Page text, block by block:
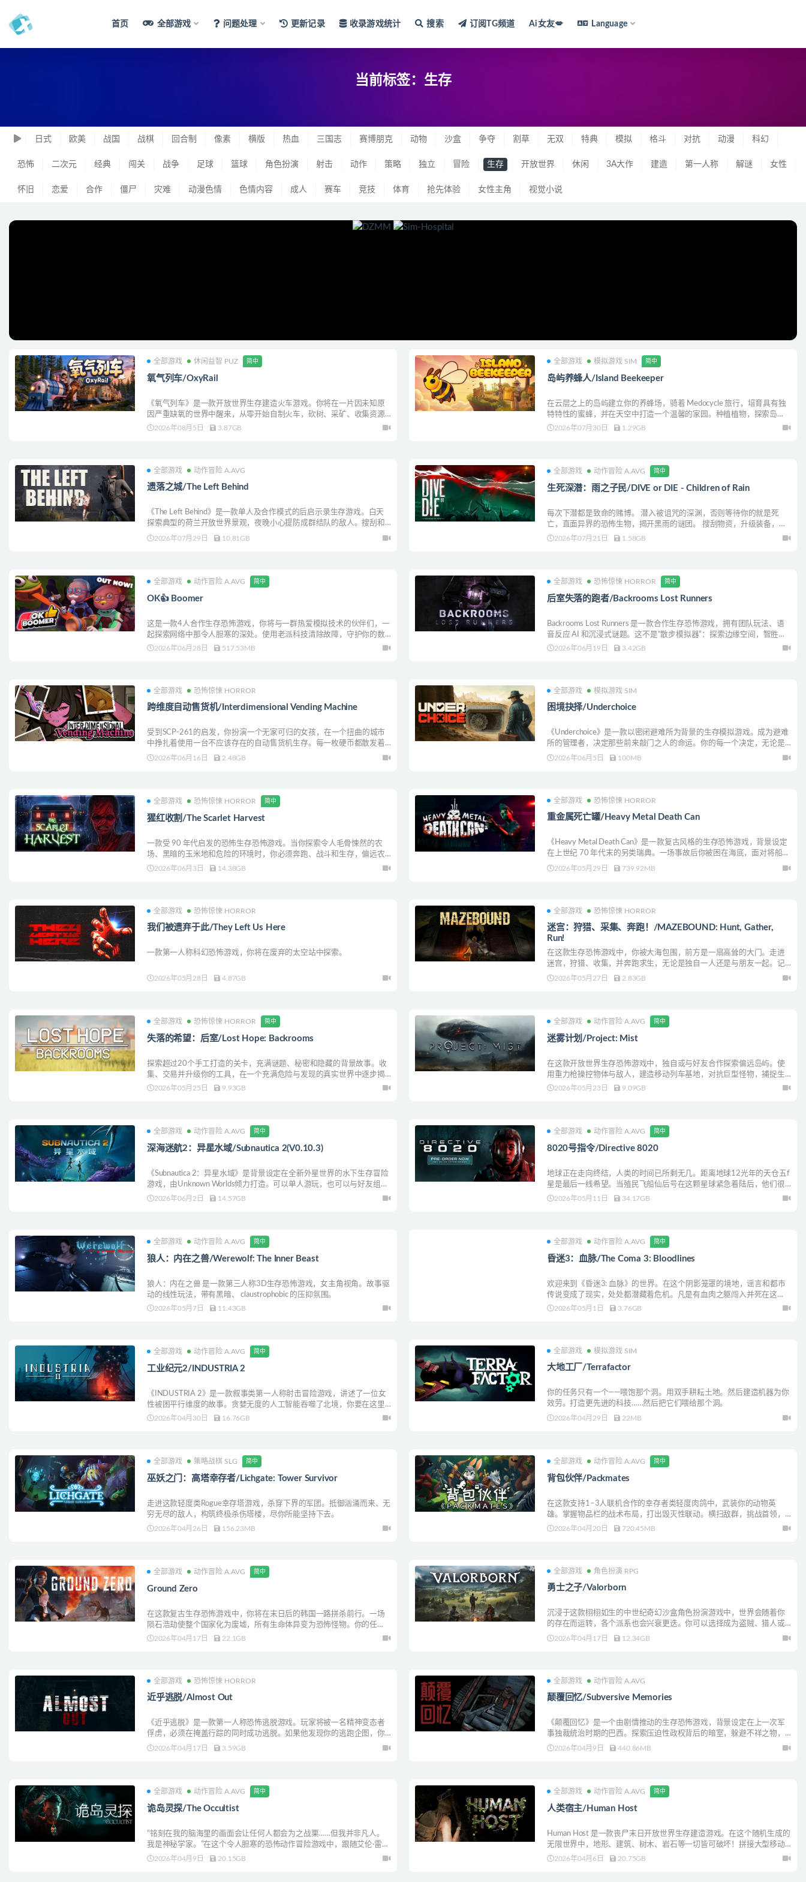
首页 全部游戏 问题处理 更新记录 收录游戏统计 搜索 订阅TG频道 Ai女友💋 Language
当前标签：生存
日式 欧美 战国 战棋 回合制 像素 横版 热血 三国志 赛博朋克 动物 沙盒 争夺 割草 无双 特典 模拟 格斗 对抗 动漫 科幻
恐怖 二次元 经典 闯关 战争 足球 篮球 角色扮演 射击 动作 策略 独立 冒险 生存 开放世界 休闲 3A大作 建造 第一人称 解谜 女性
怀旧 恋爱 合作 僵尸 灾难 动漫色情 色情内容 成人 赛车 竞技 体育 抢先体验 女性主角 视觉小说
全部游戏 休闲益智 PUZ 简中
氧气列车/OxyRail
《氧气列车》是一款开放世界生存建造火车游戏。你将在一片因未知原
因严重缺氧的世界中醒来，从零开始自制火车，砍树、采矿、收集资源
以扩展并升级你的独特列车，通过种植、钓鱼、耕作、探索、战斗等来
2026年08月5日 3.87GB
全部游戏 模拟游戏 SIM 简中
岛屿养蜂人/Island Beekeeper
在云层之上的岛屿建立你的养蜂场，骑着 Medocycle 旅行，培育具有独
特特性的蜜蜂，并在天空中打造一个温馨的家园。种植植物，探索岛
屿，并将具有疗效的蜂蜜送往地球，在那里人们仍然期待你的帮助。
2026年07月30日 1.29GB
全部游戏 动作冒险 A.AVG
遗落之城/The Left Behind
《The Left Behind》是一款单人及合作模式的后启示录生存游戏。白天
探索典型的荷兰开放世界景观，夜晚小心提防成群结队的敌人。搜刮和
狩猎以求生存。每过一夜，游戏难度都会逐渐增加。您能生存多久？
2026年07月29日 10.81GB
全部游戏 动作冒险 A.AVG 简中
生死深潜：雨之子民/DIVE or DIE - Children of Rain
每次下潜都是致命的赌博。 潜入被诅咒的深渊，否则等待你的就是死
亡，直面异界的恐怖生物，揭开黑雨的谜团。 搜刮物资，升级装备，招
募同伴，献祭生灵。 拯救你的营地吧……只因洪潮将至。
2026年07月21日 1.58GB
全部游戏 动作冒险 A.AVG 简中
OK👍 Boomer
这是一款4人合作生存恐怖游戏，你将与一群热爱模拟技术的伙伴们，一
起探索网络中那令人胆寒的深处。使用老派科技清除故障，守护你的数
字理智，在深网中潜伏的诸多怪物手中生存下来。
2026年06月28日 517.53MB
全部游戏 恐怖惊悚 HORROR 简中
后室失落的跑者/Backrooms Lost Runners
Backrooms Lost Runners 是一款合作生存恐怖游戏，拥有团队玩法、语
音反应 AI 和沉浸式谜题。这不是“散步模拟器”：探索边缘空间，智胜实
体，并记住——即使是耳语也可能暴露你。
2026年06月19日 3.42GB
全部游戏 恐怖惊悚 HORROR
跨维度自动售货机/Interdimensional Vending Machine
受到SCP-261的启发，你扮演一个无家可归的女孩，在一个扭曲的城市
中挣扎着使用一台不应该存在的自动售货机生存。每一枚硬币都散发着
违背生物学和逻辑的不可能食物，每顿饭都会重塑你的命运。在你不再
2026年06月16日 2.48GB
全部游戏 模拟游戏 SIM
困境抉择/Underchoice
《Underchoice》是一款以密闭避难所为背景的生存模拟游戏。成为避难
所的管理者，决定那些前来敲门之人的命运。你的每一个决定，无论是
收留陌生人、消耗资源，还是赌上避难所的安全，都会带来独特的后
2026年06月5日 100MB
全部游戏 恐怖惊悚 HORROR 简中
猩红收割/The Scarlet Harvest
一款受 90 年代启发的恐怖生存恐怖游戏。当你探索令人毛骨悚然的农
场、黑暗的玉米地和危险的环境时，你必须奔跑、战斗和生存，偏远农
场的万圣节派对变成了一场噩梦。
2026年06月3日 14.38GB
全部游戏 恐怖惊悚 HORROR
重金属死亡罐/Heavy Metal Death Can
《Heavy Metal Death Can》是一款复古风格的生存恐怖游戏，背景设定
在上世纪 70 年代末的另类瑞典。一场事故后你被困在海底，面对将船员
变成丧尸的恐怖“淤泥”，你必须求生、寻找幸存者，并揭开疯狂背后的真
2026年05月29日 739.92MB
全部游戏 恐怖惊悚 HORROR
我们被遗弃于此/They Left Us Here
一款第一人称科幻恐怖游戏，你将在废弃的太空站中探索。
2026年05月28日 4.87GB
全部游戏 恐怖惊悚 HORROR
迷宫：狩猎、采集、奔跑！/MAZEBOUND: Hunt, Gather,
Run!
在这款生存恐怖游戏中，你被大海包围，前方是一扇高耸的大门。走进
迷宫，狩猎、收集，并奔跑求生，无论是独自一人还是与朋友一起。记
住：挨饿的不只有你……
2026年05月27日 2.83GB
全部游戏 恐怖惊悚 HORROR 简中
失落的希望：后室/Lost Hope: Backrooms
探索超过20个手工打造的关卡，充满谜题、秘密和隐藏的背景故事。收
集、交易并升级你的工具，在一个充满危险与发现的真实世界中逐步揭
开背后的故事。
2026年05月25日 9.93GB
全部游戏 动作冒险 A.AVG 简中
迷雾计划/Project: Mist
在这款开放世界生存恐怖游戏中，独自或与好友合作探索偏远岛屿。使
用重力枪操控物体与敌人，建造移动列车基地，对抗巨型怪物，捕捉生
物并升级装备，在充满废弃设施的危险世界中生存。
2026年05月23日 9.09GB
全部游戏 动作冒险 A.AVG 简中
深海迷航2：异星水域/Subnautica 2(V0.10.3)
《Subnautica 2：异星水域》是背景设定在全新外星世界的水下生存冒险
游戏，由Unknown Worlds倾力打造。可以单人游玩，也可以与好友组队
开启四人合作模式。建造专属基地，制作不同工具，适应环境，水下求
2026年06月2日 14.57GB
全部游戏 动作冒险 A.AVG 简中
8020号指令/Directive 8020
地球正在走向终结，人类的时间已所剩无几。距离地球12光年的天仓五f
星是最后一线希望。当殖民飞船仙后号在这颗星球紧急着陆后，他们很
快就发现自己不是唯一的访客。
2026年05月11日 34.17GB
全部游戏 动作冒险 A.AVG 简中
狼人：内在之兽/Werewolf: The Inner Beast
狼人：内在之兽 是一款第三人称3D生存恐怖游戏，女主角视角。故事驱
动的线性玩法，带有黑暗、 claustrophobic 的压抑氛围。
2026年05月7日
11.43GB
全部游戏 动作冒险 A.AVG 简中
昏迷3：血脉/The Coma 3: Bloodlines
欢迎来到《昏迷3: 血脉》的世界。在这个阴影笼罩的境地，谣言和都市
传说变成了现实，处处都潜藏着危机。凡是有血肉之躯闯入并死在这
里，其肉体与灵魂将遭到分离，永世不再苏醒…
2026年05月1日 3.76GB
全部游戏 动作冒险 A.AVG 简中
工业纪元2/INDUSTRIA 2
《INDUSTRIA 2》是一款叙事类第一人称射击冒险游戏，讲述了一位女
性被困平行维度的故事。贪婪无度的人工智能吞噬了北境，你要在这里
探索、搜寻、战斗，找到回家的路。
2026年04月30日 16.76GB
全部游戏 模拟游戏 SIM
大地工厂/Terrafactor
你的任务只有一个——喂饱那个洞。用双手耕耘土地。然后建造机器为你
效劳。打造更先进的科技……然后把它们喂给那个洞。
2026年04月29日 22MB
全部游戏 策略战棋 SLG 简中
巫妖之门：高塔幸存者/Lichgate: Tower Survivor
走进这款轻度类Rogue幸存塔游戏，杀穿下界的军团。抵御汹涌而来、无
穷无尽的敌人，构筑终极杀伤塔楼，尽你所能坚持下去。
2026年04月26日
156.23MB
全部游戏 动作冒险 A.AVG 简中
背包伙伴/Packmates
在这款支持1–3人联机合作的幸存者类轻度肉鸽中，武装你的动物英
雄。掌握物品栏的战术布局，打出毁灭性联动。横扫敌群，挑战首领，
击退渗入森林的腐化！
2026年04月20日 720.45MB
全部游戏 动作冒险 A.AVG 简中
Ground Zero
在这款复古生存恐怖游戏中，你将在末日后的韩国一路拼杀前行。一场
陨石浩劫使整个国家化为废墟，所有生命体异变为恐怖怪物。你的任
务，是揭开这场灾难背后的真相。战斗、解谜、升级装备。每一发子弹
2026年04月17日 22.1GB
全部游戏 角色扮演 RPG
勇士之子/Valorborn
沉浸于这款栩栩如生的中世纪奇幻沙盒角色扮演游戏中，世界会随着你
的存在而运转，各个派系也会兴衰更迭。你可以选择成为盗贼、猎人或
雇佣兵，独自求生或与伙伴并肩作战，在这个完全开放的世界中谱写属
2026年04月17日 12.34GB
全部游戏 恐怖惊悚 HORROR
近乎逃脱/Almost Out
《近乎逃脱》是一款第一人称恐怖逃脱游戏。玩家将被一名精神变态者
俘虏，必须在掩盖行踪的同时成功逃脱。如果他发现你的逃跑企图，你
大概就能猜到接下来会发生什么。
2026年04月17日 3.59GB
全部游戏 动作冒险 A.AVG
颠覆回忆/Subversive Memories
《颠覆回忆》是一个由剧情推动的生存恐怖游戏，背景设定在上一次军
事独裁统治时期的巴西。探索压迫性政权背后的暗室，躲避不祥之物，
在这片土地上搜索每一个角落，寻找你的██████。
2026年04月9日 440.86MB
全部游戏 动作冒险 A.AVG 简中
诡岛灵探/The Occultist
“铭刻在我的脑海里的画面会让任何人都会为之战栗……但我并非凡人。
我是神秘学家。”在这个令人胆寒的恐怖动作冒险游戏中，跟随艾伦·雷贝
尔斯一起参与他至今最恐怖的神秘调查。
2026年04月9日 20.15GB
全部游戏 动作冒险 A.AVG 简中
人类宿主/Human Host
Human Host 是一款丧尸末日开放世界生存建造游戏。在这个随机生成的
无限世界中，地形、建筑、树木、岩石等一切皆可破坏！拼接大型移动
基地，深挖地下打造避难所、建造布满陷阱的堡垒、搜刮物资，尽可能
2026年04月6日 20.75GB